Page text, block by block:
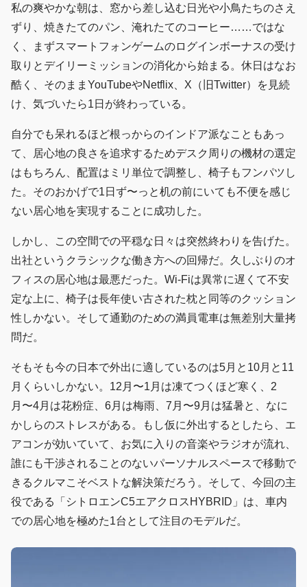
私の爽やかな朝は、窓から差し込む日光や小鳥たちのさえ
ずり、焼きたてのパン、淹れたてのコーヒー……ではな
く、まずスマートフォンゲームのログインボーナスの受け
取りとデイリーミッションの消化から始まる。休日はなお
酷く、そのままYouTubeやNetflix、X（旧Twitter）を見続
け、気づいたら1日が終わっている。
自分でも呆れるほど根っからのインドア派なこともあっ
て、居心地の良さを追求するためデスク周りの機材の選定
はもちろん、配置はミリ単位で調整し、椅子もフンパツし
た。そのおかげで1日ず〜っと机の前にいても不便を感じ
ない居心地を実現することに成功した。
しかし、この空間での平穏な日々は突然終わりを告げた。
出社というクラシックな働き方への回帰だ。久しぶりのオ
フィスの居心地は最悪だった。Wi-Fiは異常に遅くて不安
定な上に、椅子は長年使い古された枕と同等のクッション
性しかない。そして通勤のための満員電車は無差別大量拷
問だ。
そもそも今の日本で外出に適しているのは5月と10月と11
月くらいしかない。12月〜1月は凍てつくほど寒く、2
月〜4月は花粉症、6月は梅雨、7月〜9月は猛暑と、なに
かしらのストレスがある。もし仮に外出するとしたら、エ
アコンが効いていて、お気に入りの音楽やラジオが流れ、
誰にも干渉されることのないパーソナルスペースで移動で
きるクルマこそベストな解決策だろう。そして、今回の主
役である「シトロエンC5エアクロスHYBRID」は、車内
での居心地を極めた1台として注目のモデルだ。